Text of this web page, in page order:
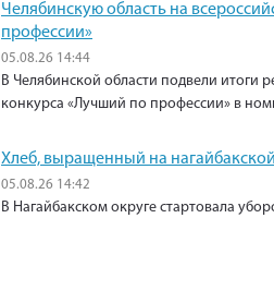
Челябинскую область на
профессии»
05.08.26 14:44
В Челябинской области подвели итоги
конкурса «Лучший по профессии» в
Хлеб, выращенный на
05.08.26 14:42
В Нагайбакском округе стартовала